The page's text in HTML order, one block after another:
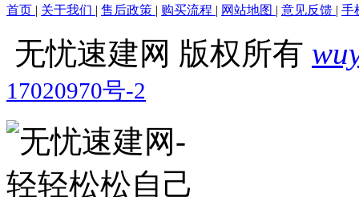
首页 | 关于我们 | 售后政策 | 购买流程 | 网站地图 | 意见反馈 | 手
无忧速建网 版权所有
17020970号-2